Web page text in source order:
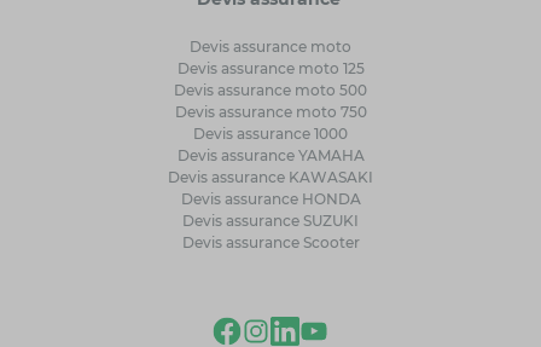
Devis assurance moto
Devis assurance moto 125
Devis assurance moto 500
Devis assurance moto 750
Devis assurance 1000
Devis assurance YAMAHA
Devis assurance KAWASAKI
Devis assurance HONDA
Devis assurance SUZUKI
Devis assurance Scooter